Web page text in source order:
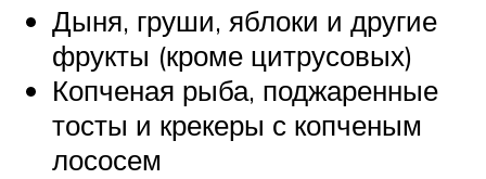
Дыня, груши, яблоки и другие
фрукты (кроме цитрусовых)
Копченая рыба, поджаренные
тосты и крекеры с копченым
лососем